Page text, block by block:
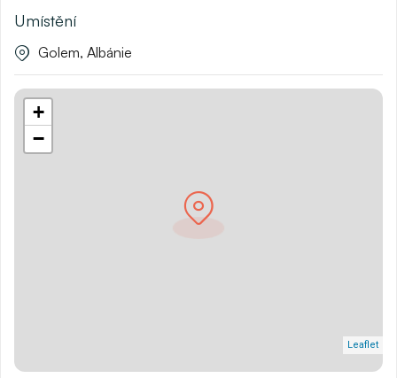
Umístění
Golem, Albánie
+
−
Leaflet